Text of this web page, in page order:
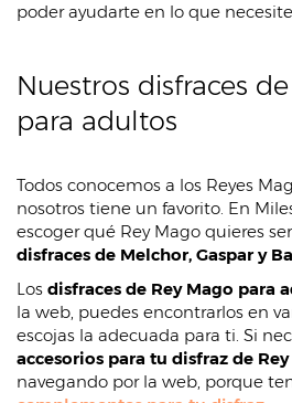
poder ayudarte en lo que
Nuestros disfraces
para adultos
Todos conocemos a los Reyes
nosotros tiene un favorito. En
escoger qué Rey Mago quieres
disfraces de Melchor, Gaspar y
Los disfraces de Rey Mago para
la web, puedes encontrarlos en
escojas la adecuada para ti. Si
accesorios para tu disfraz de
navegando por la web, porque